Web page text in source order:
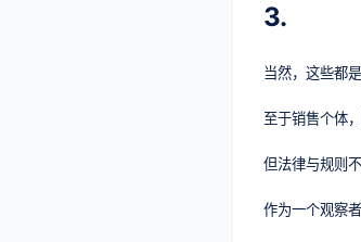
3.
当然，这些都
至于销售个体
但法律与规则
作为一个观察